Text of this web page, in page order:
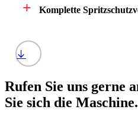
Komplette
Rufen Sie uns gerne
Sie sich die Maschine.